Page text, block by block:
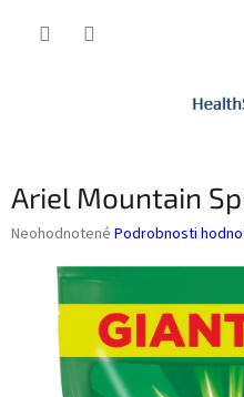
Ariel Mountain
Priemerné
produktu
hviezdičiek.
Neohodnotené Podrobnosti